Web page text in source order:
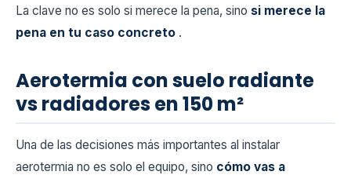
La clave no es solo si merece la pena, sino si merece la
pena en tu caso concreto .
Aerotermia con suelo radiante
vs radiadores en 150 m²
Una de las decisiones más importantes al instalar
aerotermia no es solo el equipo, sino cómo vas a